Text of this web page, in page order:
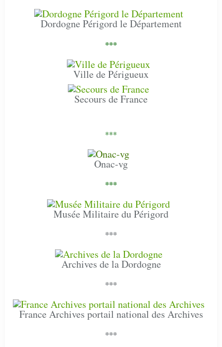
Dordogne Périgord le Département
***
Ville de Périgueux
Secours de France
***
Onac-vg
***
Musée Militaire du Périgord
***
Archives de la Dordogne
***
France Archives portail national des Archives
***